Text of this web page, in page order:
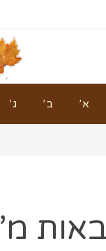
ג’ ב’ א’
מ’